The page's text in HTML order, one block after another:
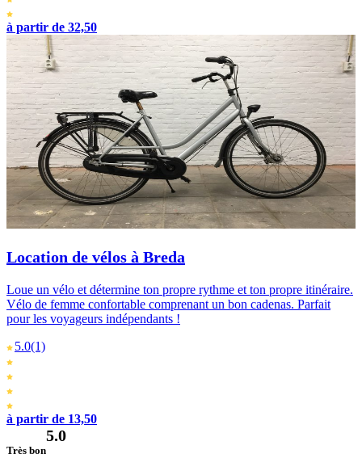
à partir de 32,50
Location de vélos à Breda
Loue un vélo et détermine ton propre rythme et ton propre itinéraire.
Vélo de femme confortable comprenant un bon cadenas. Parfait
pour les voyageurs indépendants !
5.0(1)
à partir de 13,50
Très bon
5.0